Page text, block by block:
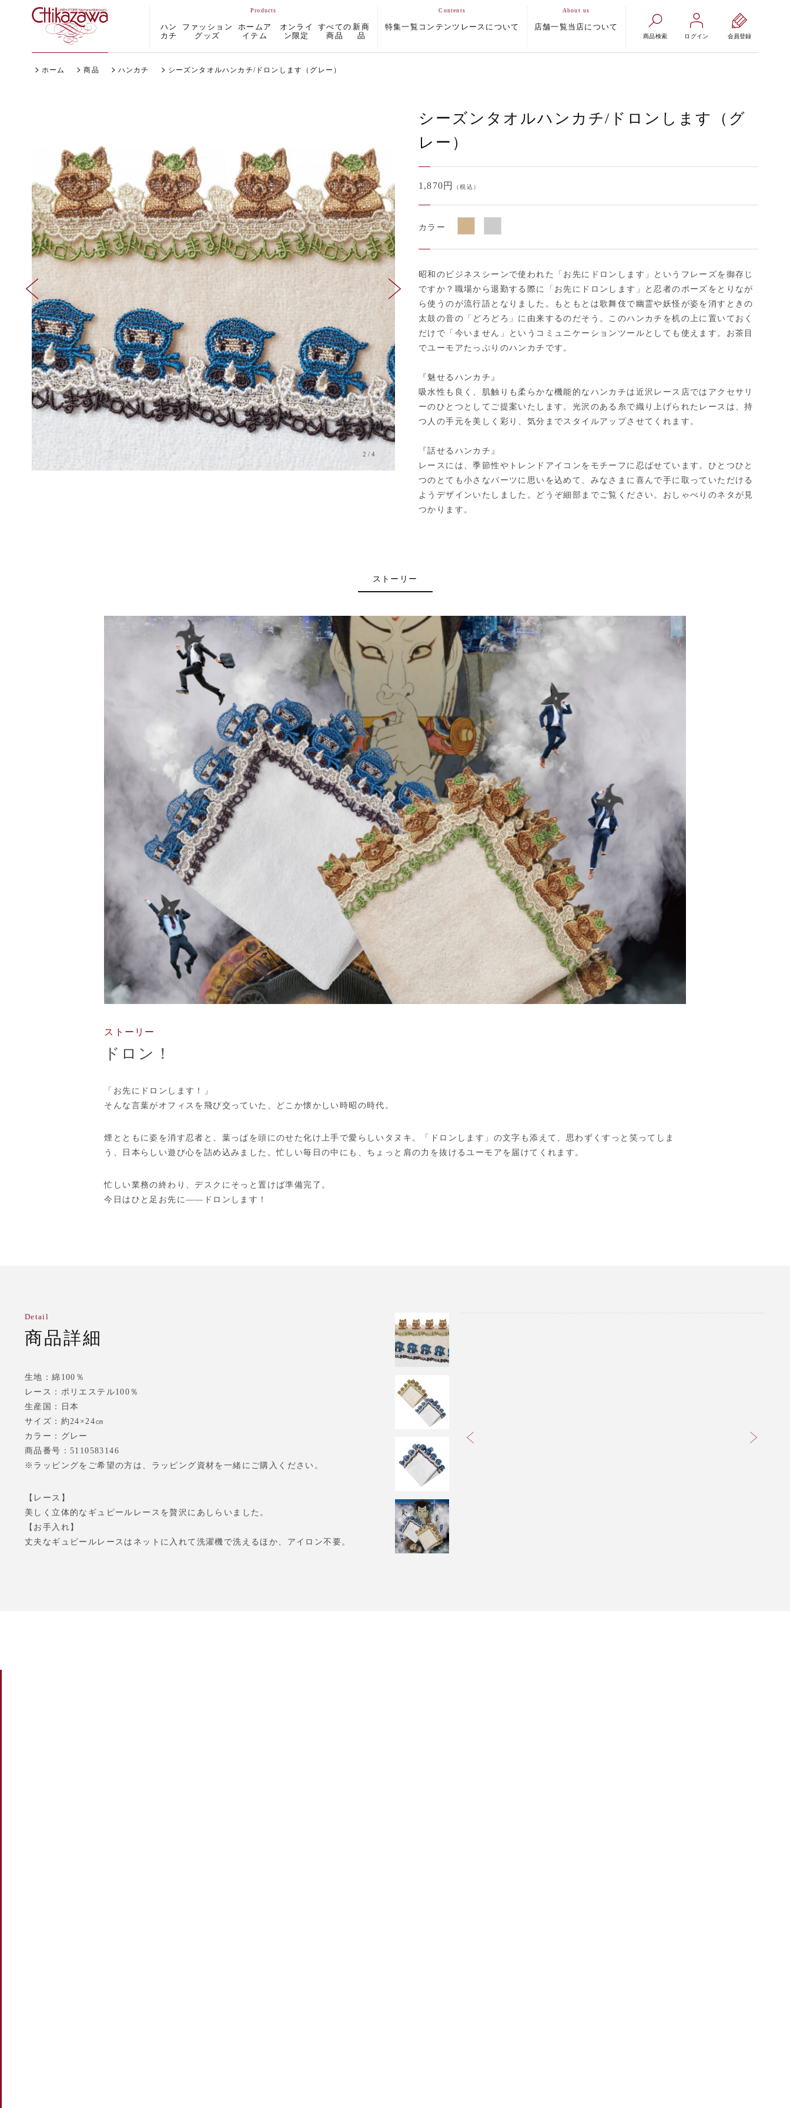
ハン
カチ
ファッション
グッズ
ホームア
イテム
オンライ
ン限定
すべての
商品
新商
品
特集一覧 コンテンツ レースについて 店舗一覧 当店について
商品検索 ログイン 会員登録
ホーム 商品 ハンカチ シーズンタオルハンカチ/ドロンします（グレー）
2 / 4
シーズンタオルハンカチ/ドロンします（グ
レー）
1,870円 （税込）
カラー
昭和のビジネスシーンで使われた「お先にドロンします」というフレーズを御存じ
ですか？職場から退勤する際に「お先にドロンします」と忍者のポーズをとりなが
ら使うのが流行語となりました。もともとは歌舞伎で幽霊や妖怪が姿を消すときの
太鼓の音の「どろどろ」に由来するのだそう。このハンカチを机の上に置いておく
だけで「今いません」というコミュニケーションツールとしても使えます。お茶目
でユーモアたっぷりのハンカチです。
『魅せるハンカチ』
吸水性も良く、肌触りも柔らかな機能的なハンカチは近沢レース店ではアクセサリ
ーのひとつとしてご提案いたします。光沢のある糸で織り上げられたレースは、持
つ人の手元を美しく彩り、気分までスタイルアップさせてくれます。
『話せるハンカチ』
レースには、季節性やトレンドアイコンをモチーフに忍ばせています。ひとつひと
つのとても小さなパーツに思いを込めて、みなさまに喜んで手に取っていただける
ようデザインいたしました。どうぞ細部までご覧ください。おしゃべりのネタが見
つかります。
ストーリー
ドロン！
ストーリー
「お先にドロンします！」
そんな言葉がオフィスを飛び交っていた、どこか懐かしい時昭の時代。
煙とともに姿を消す忍者と、葉っぱを頭にのせた化け上手で愛らしいタヌキ。「ドロンします」の文字も添えて、思わずくすっと笑ってしま
う、日本らしい遊び心を詰め込みました。忙しい毎日の中にも、ちょっと肩の力を抜けるユーモアを届けてくれます。
忙しい業務の終わり、デスクにそっと置けば準備完了。
今日はひと足お先に——ドロンします！
商品詳細
Detail
生地：綿100％
レース：ポリエステル100％
生産国：日本
サイズ：約24×24㎝
カラー：グレー
商品番号：5110583146
※ラッピングをご希望の方は、ラッピング資材を一緒にご購入ください。
【レース】
美しく立体的なギュピールレースを贅沢にあしらいました。
【お手入れ】
丈夫なギュピールレースはネットに入れて洗濯機で洗えるほか、アイロン不要。